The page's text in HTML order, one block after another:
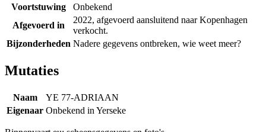
Voortstuwing
Onbekend
Afgevoerd in
2022, afgevoerd aansluitend naar Kopenhagen
verkocht.
Bijzonderheden Nadere gegevens ontbreken, wie weet meer?
Mutaties
Naam
YE 77-ADRIAAN
Eigenaar Onbekend in Yerseke